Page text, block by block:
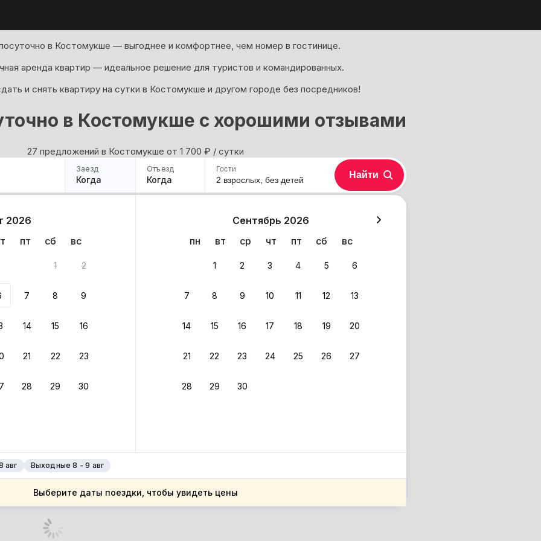
в Костомукше — выгоднее и комфортнее, чем номер в гостинице.
аренда квартир — идеальное решение для туристов и командированных.
и снять квартиру на сутки в Костомукше и другом городе без посредников!
в Костомукше с хорошими отзывами
27 предложений в Костомукше oт 1 700 ₽ / сутки
Заезд
Когда
Отъезд
Когда
2026
пт сб вс
1 2
7 8 9
14 15 16
21 22 23
28 29 30
Сентябрь 2026
пн
вт ср чт пт сб вс
1 2 3 4 5 6
7 8 9 10 11 12 13
14 15 16 17 18 19 20
21 22 23 24 25 26 27
28 29 30
авг Выходные 8 - 9 авг
Выберите даты поездки, чтобы увидеть цены
Гости
2 взрослых, без детей Найти